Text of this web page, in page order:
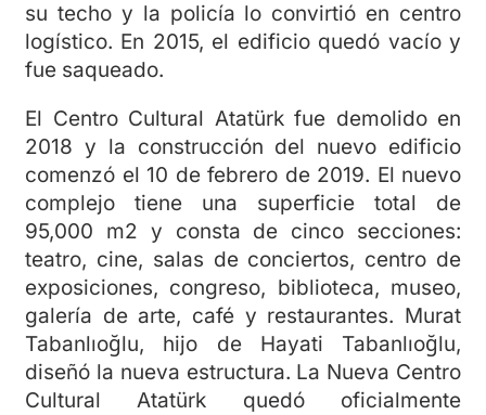
su techo y la policía lo convirtió en centro
logístico. En 2015, el edificio quedó vacío y
fue saqueado.
El Centro Cultural Atatürk fue demolido en
2018 y la construcción del nuevo edificio
comenzó el 10 de febrero de 2019. El nuevo
complejo tiene una superficie total de
95,000 m2 y consta de cinco secciones:
teatro, cine, salas de conciertos, centro de
exposiciones, congreso, biblioteca, museo,
galería de arte, café y restaurantes. Murat
Tabanlıoğlu, hijo de Hayati Tabanlıoğlu,
diseñó la nueva estructura. La Nueva Centro
Cultural Atatürk quedó oficialmente